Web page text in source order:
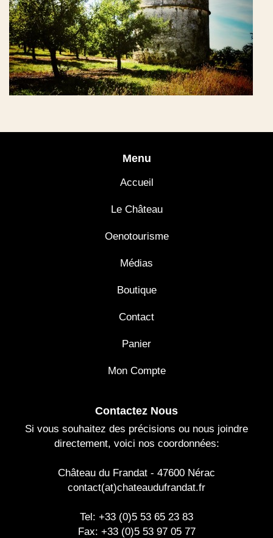
Menu
Accueil
Le Château
Oenotourisme
Médias
Boutique
Contact
Panier
Mon Compte
Contactez Nous
Si vous souhaitez des précisions ou nous joindre
directement, voici nos coordonnées:
Château du Frandat - 47600 Nérac
contact(at)chateaudufrandat.fr
Tel: +33 (0)5 53 65 23 83
Fax: +33 (0)5 53 97 05 77